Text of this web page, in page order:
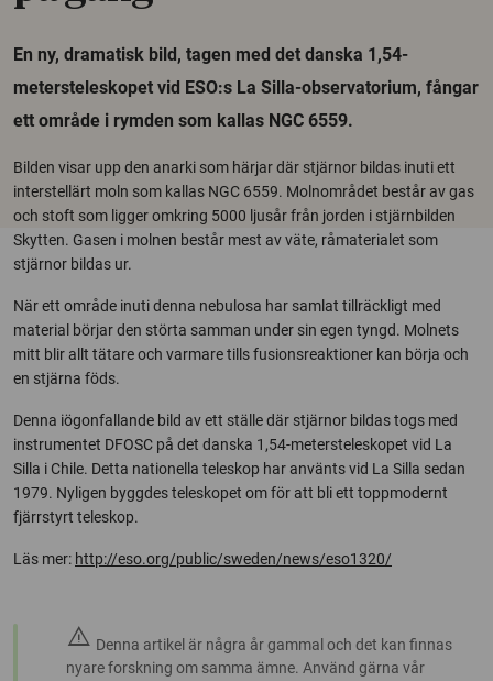
En ny, dramatisk bild, tagen med det danska 1,54-
metersteleskopet vid ESO:s La Silla-observatorium, fångar
ett område i rymden som kallas NGC 6559.
Bilden visar upp den anarki som härjar där stjärnor bildas inuti ett
interstellärt moln som kallas NGC 6559. Molnområdet består av gas
och stoft som ligger omkring 5000 ljusår från jorden i stjärnbilden
Skytten. Gasen i molnen består mest av väte, råmaterialet som
stjärnor bildas ur.
När ett område inuti denna nebulosa har samlat tillräckligt med
material börjar den störta samman under sin egen tyngd. Molnets
mitt blir allt tätare och varmare tills fusionsreaktioner kan börja och
en stjärna föds.
Denna iögonfallande bild av ett ställe där stjärnor bildas togs med
instrumentet DFOSC på det danska 1,54-metersteleskopet vid La
Silla i Chile. Detta nationella teleskop har använts vid La Silla sedan
1979. Nyligen byggdes teleskopet om för att bli ett toppmodernt
fjärrstyrt teleskop.
Läs mer: http://eso.org/public/sweden/news/eso1320/
warning Denna artikel är några år gammal och det kan finnas
nyare forskning om samma ämne. Använd gärna vår